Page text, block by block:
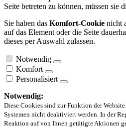
Seite betreten zu können, müssen sie
Sie haben das Komfort-Cookie nicht
auf das Element oder die Seite
dieses per Auswahl zulassen.
Notwendig
Komfort
Personalisiert
Notwendig:
Diese Cookies sind zur Funktion der
Systemen nicht deaktiviert werden. In der
Reaktion auf von Ihnen getätigte Aktionen